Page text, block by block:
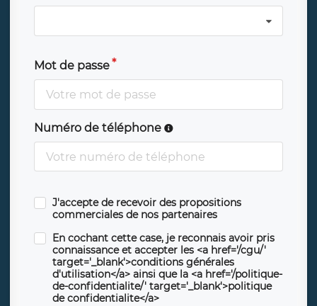
Mot de passe
Numéro de téléphone
J'accepte de recevoir des propositions
commerciales de nos partenaires
En cochant cette case, je reconnais avoir pris
connaissance et accepter les <a href='/cgu/'
target='_blank'>conditions générales
d'utilisation</a> ainsi que la <a href='/politique-
de-confidentialite/' target='_blank'>politique
de confidentialite</a>